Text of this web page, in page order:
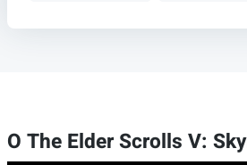
O The Elder Scrolls V: